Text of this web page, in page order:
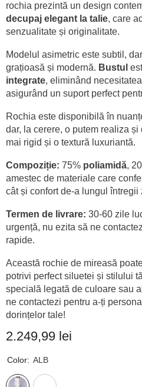
rochia prezintă un design
decupaj elegant la talie, care
senzualitate și originalitate.
Modelul asimetric este subtil,
grațioasă și modernă. Bustul
integrate, eliminând
asigurând un suport perfect
Rochia este disponibilă în
dar, la cerere, o putem realiza și
mai rigid și o textură luxuriantă.
Compoziție: 75% poliamidă,
amestec de materiale care
cât și confort de-a lungul întregii
Termen de livrare: 30-60 zile
urgență, nu ezita să ne
rapide.
Această rochie de mireasă
potrivi perfect siluetei și stilului
specială legată de culoare sau
ne contactezi pentru a-ți
dorințelor tale!
2.249,99 lei
Color: ALB